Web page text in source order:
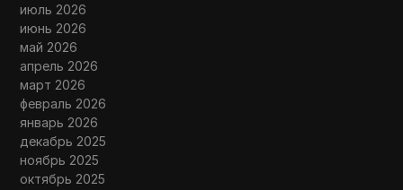
июль 2026
июнь 2026
май 2026
апрель 2026
март 2026
февраль 2026
январь 2026
декабрь 2025
ноябрь 2025
октябрь 2025